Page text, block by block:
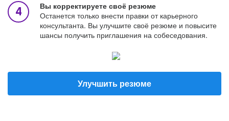
Вы корректируете своё резюме
Останется только внести правки от карьерного
консультанта. Вы улучшите своё резюме и повысите
шансы получить приглашения на собеседования.
Улучшить резюме